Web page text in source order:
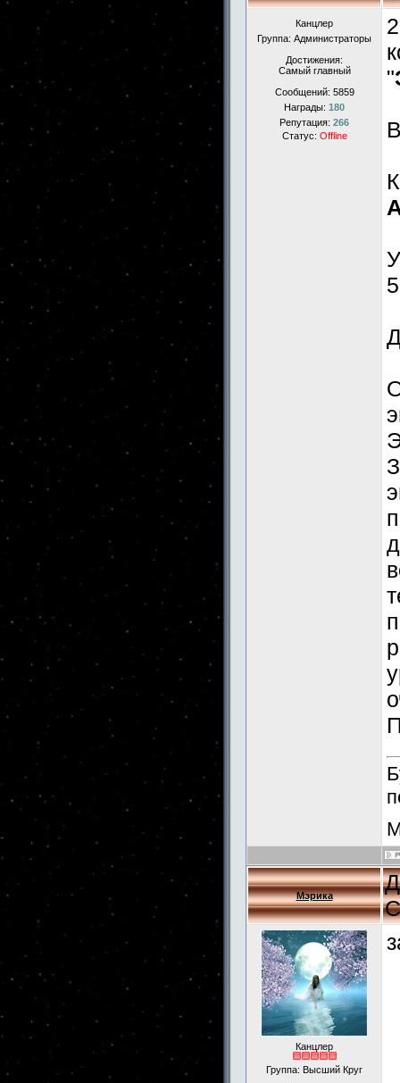
Канцлер
Группа: Администраторы
Достижения:
Самый главный
Сообщений: 5859
Награды: 180
Репутация: 266
Статус: Offline
"
Мэрика
Канцлер
Группа: Высший Круг